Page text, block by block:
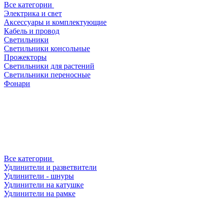
Все категории
Электрика и свет
Аксессуары и комплектующие
Кабель и провод
Светильники
Светильники консольные
Прожекторы
Светильники для растений
Светильники переносные
Фонари
Все категории
Удлинители и разветвители
Удлинители - шнуры
Удлинители на катушке
Удлинители на рамке